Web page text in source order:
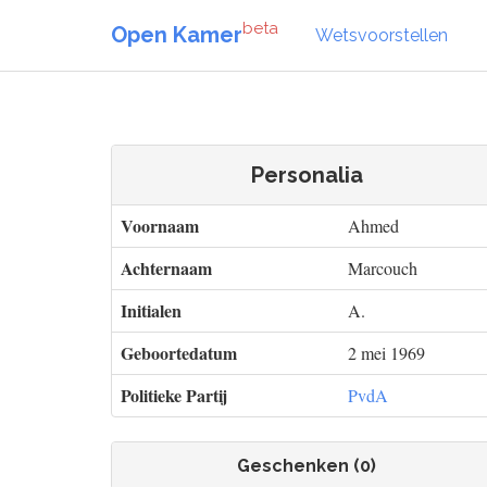
Open Kamerbeta Wetsvoorstellen
Personalia
Voornaam Ahmed
Achternaam Marcouch
Initialen A.
Geboortedatum 2 mei 1969
Politieke Partij PvdA
Geschenken (0)